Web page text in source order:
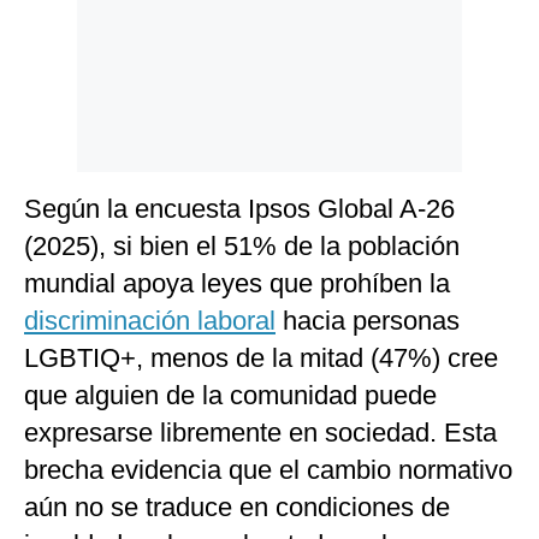
Según la encuesta Ipsos Global A-26
(2025), si bien el 51% de la población
mundial apoya leyes que prohíben la
discriminación laboral hacia personas
LGBTIQ+, menos de la mitad (47%) cree
que alguien de la comunidad puede
expresarse libremente en sociedad. Esta
brecha evidencia que el cambio normativo
aún no se traduce en condiciones de